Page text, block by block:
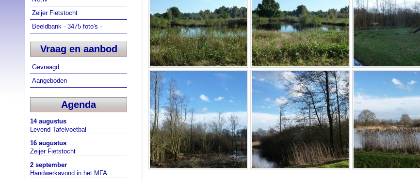
Zeijer Fietstocht
Beeldbank - 3475 foto's -
Vraag en aanbod
Gevraagd
Aangeboden
Agenda
14 augustus
Levend Tafelvoetbal
16 augustus
Zeijer Fietstocht
2 september
Handwerkavond in het MFA